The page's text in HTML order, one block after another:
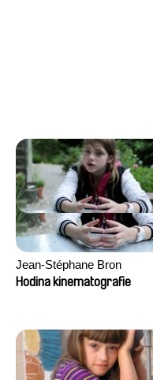
Jean-Stéphane Bron
Hodina kinematografie